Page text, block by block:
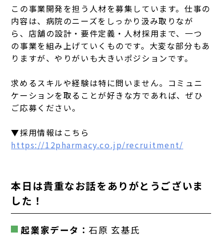
この事業開発を担う人材を募集しています。仕事の
内容は、病院のニーズをしっかり汲み取りなが
ら、店舗の設計・要件定義・人材採用まで、一つ
の事業を組み上げていくものです。大変な部分もあ
りますが、やりがいも大きいポジションです。
求めるスキルや経験は特に問いません。コミュニ
ケーションを取ることが好きな方であれば、ぜひ
ご応募ください。
▼採用情報はこちら
https://12pharmacy.co.jp/recruitment/
本日は貴重なお話をありがとうございま
した！
起業家データ：石原 玄基氏